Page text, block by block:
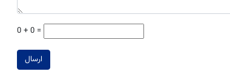
0 + 0 =
ارسال